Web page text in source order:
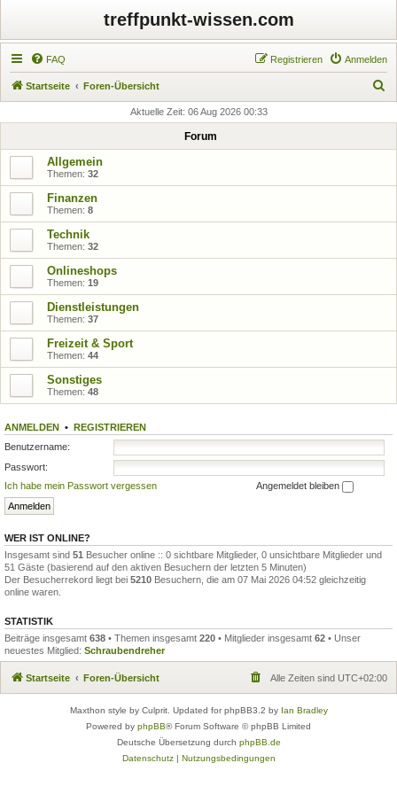
treffpunkt-wissen.com
FAQ Anmelden
Registrieren
Startseite Foren-Übersicht
h
Aktuelle Zeit: 06 Aug 2026 00:33
Forum
Allgemein
Themen: 32
Finanzen
Themen: 8
Technik
Themen: 32
Onlineshops
Themen: 19
Dienstleistungen
Themen: 37
Freizeit & Sport
Themen: 44
Sonstiges
Themen: 48
ANMELDEN • REGISTRIEREN
Benutzername:
Passwort:
Ich habe mein Passwort vergessen
Angemeldet bleiben
WER IST ONLINE?
Insgesamt sind 51 Besucher online :: 0 sichtbare Mitglieder, 0 unsichtbare Mitglieder und
51 Gäste (basierend auf den aktiven Besuchern der letzten 5 Minuten)
Der Besucherrekord liegt bei 5210 Besuchern, die am 07 Mai 2026 04:52 gleichzeitig
online waren.
STATISTIK
Beiträge insgesamt 638 • Themen insgesamt 220 • Mitglieder insgesamt 62 • Unser
neuestes Mitglied: Schraubendreher
Startseite Foren-Übersicht Alle Zeiten sind UTC+02:00
Maxthon style by Culprit. Updated for phpBB3.2 by Ian Bradley
Powered by phpBB® Forum Software © phpBB Limited
Deutsche Übersetzung durch phpBB.de
Datenschutz| Nutzungsbedingungen